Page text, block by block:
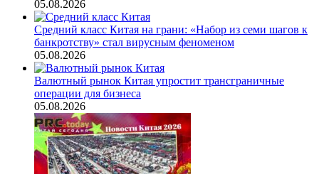
05.08.2026
Средний класс Китая на грани: «Набор из семи шагов к
банкротству» стал вирусным феноменом
05.08.2026
Валютный рынок Китая упростит трансграничные
операции для бизнеса
05.08.2026